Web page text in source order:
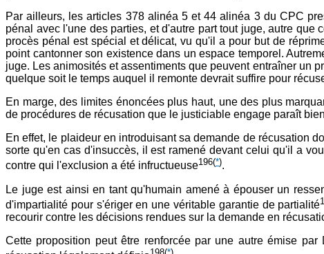
Par ailleurs, les articles 378 alinéa 5 et 44 alinéa 3 du CPC
pénal avec l'une des parties, et d'autre part tout juge, autre
procès pénal est spécial et délicat, vu qu'il a pour but de
point cantonner son existence dans un espace temporel.
juge. Les animosités et assentiments que peuvent entraîner un
quelque soit le temps auquel il remonte devrait suffire pour
En marge, des limites énoncées plus haut, une des plus
de procédures de récusation que le justiciable engage paraît
En effet, le plaideur en introduisant sa demande de récusation
sorte qu'en cas d'insuccès, il est ramené devant celui qu'il a
contre qui l'exclusion a été infructueuse196(*).
Le juge est ainsi en tant qu'humain amené à épouser un
d'impartialité pour s'ériger en une véritable garantie de partialité
recourir contre les décisions rendues sur la demande en
Cette proposition peut être renforcée par une autre émise